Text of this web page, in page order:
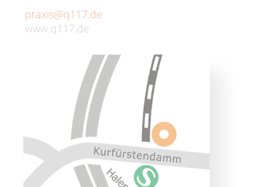
praxis@q117.de
www.q117.de